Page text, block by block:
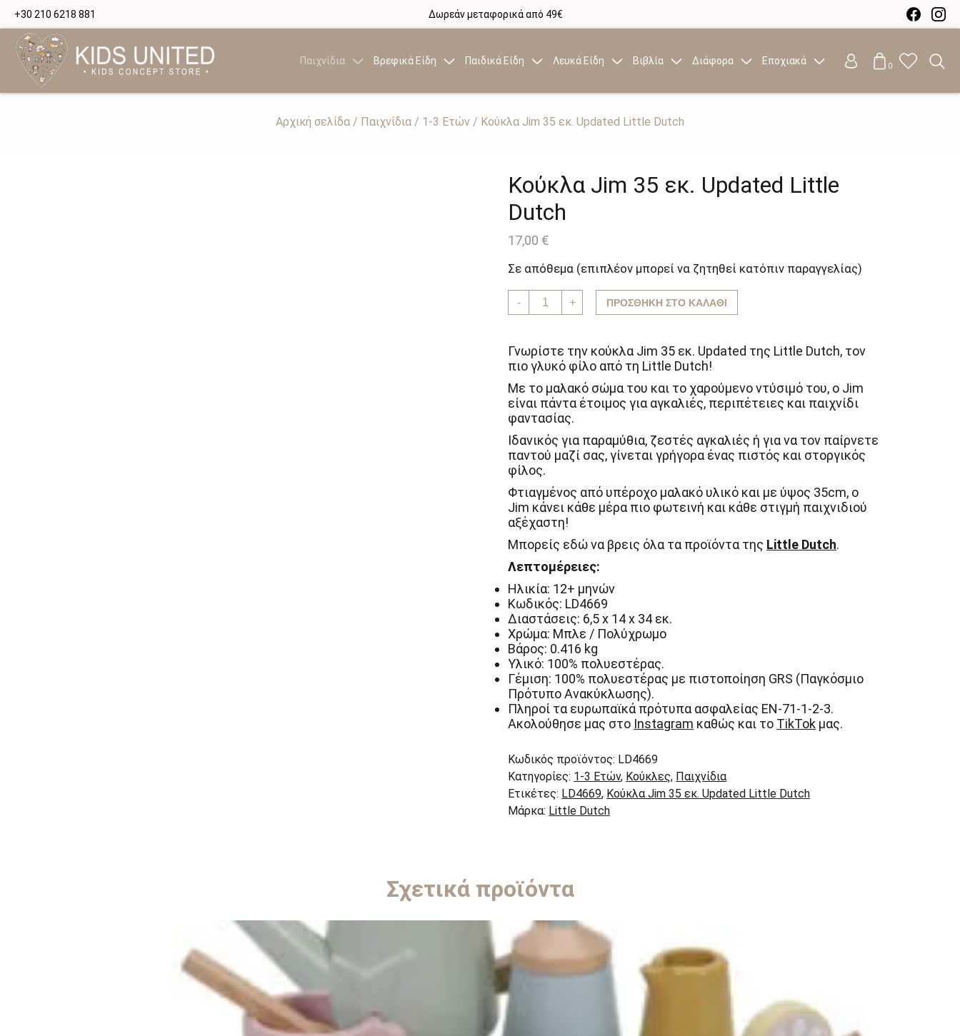
+30 210 6218 881 Δωρεάν μεταφορικά από 49€
Παιχνίδια Βρεφικά Είδη Παιδικά Είδη Λευκά Είδη Βιβλία Διάφορα Εποχιακά 0
Αρχική σελίδα / Παιχνίδια / 1-3 Ετών / Κούκλα Jim 35 εκ. Updated Little Dutch
Κούκλα Jim 35 εκ. Updated Little
Dutch
17,00 €
Σε απόθεμα (επιπλέον μπορεί να ζητηθεί κατόπιν παραγγελίας)
-
Κούκλα
Jim
Updated
Little
Dutch
ποσότητα
+ ΠΡΟΣΘΉΚΗ ΣΤΟ ΚΑΛΆΘΙ
Γνωρίστε την κούκλα Jim 35 εκ. Updated της Little Dutch, τον
πιο γλυκό φίλο από τη Little Dutch!
Με το μαλακό σώμα του και το χαρούμενο ντύσιμό του, ο Jim
είναι πάντα έτοιμος για αγκαλιές, περιπέτειες και παιχνίδι
φαντασίας.
Ιδανικός για παραμύθια, ζεστές αγκαλιές ή για να τον παίρνετε
παντού μαζί σας, γίνεται γρήγορα ένας πιστός και στοργικός
φίλος.
Φτιαγμένος από υπέροχο μαλακό υλικό και με ύψος 35cm, ο
Jim κάνει κάθε μέρα πιο φωτεινή και κάθε στιγμή παιχνιδιού
αξέχαστη!
Μπορείς εδώ να βρεις όλα τα προϊόντα της Little Dutch.
Λεπτομέρειες:
Ηλικία: 12+ μηνών
Κωδικός: LD4669
Διαστάσεις: 6,5 x 14 x 34 εκ.
Χρώμα: Μπλε / Πολύχρωμο
Βάρος: 0.416 kg
Υλικό: 100% πολυεστέρας.
Γέμιση: 100% πολυεστέρας με πιστοποίηση GRS (Παγκόσμιο
Πρότυπο Ανακύκλωσης).
Πληροί τα ευρωπαϊκά πρότυπα ασφαλείας EN-71-1-2-3.
Ακολούθησε μας στο Instagram καθώς και το TikTok μας.
Κωδικός προϊόντος: LD4669
Κατηγορίες: 1-3 Ετών, Κούκλες, Παιχνίδια
Ετικέτες: LD4669, Κούκλα Jim 35 εκ. Updated Little Dutch
Μάρκα: Little Dutch
Σχετικά προϊόντα